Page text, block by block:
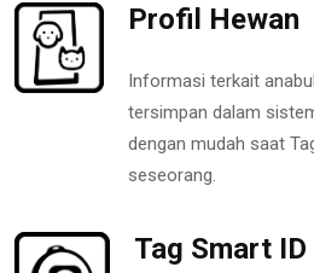
Profil Hewan
Informasi terkait
tersimpan dalam
dengan mudah saat
seseorang.
Tag Smart ID